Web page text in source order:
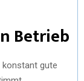
Betrieb
konstant gute